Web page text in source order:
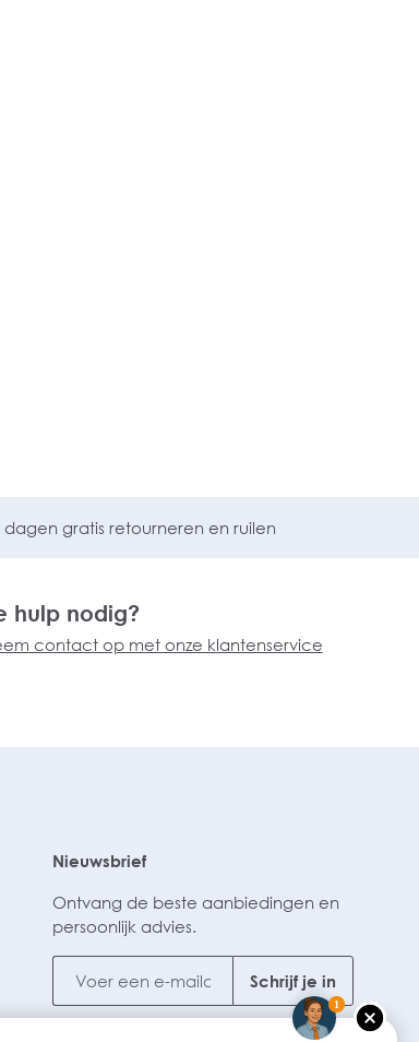
dagen gratis retourneren en ruilen
hulp nodig?
contact op met onze klantenservice
Nieuwsbrief
Ontvang de beste aanbiedingen en
persoonlijk advies.
Schrijf je in
1